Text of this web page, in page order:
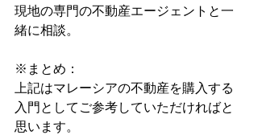
現地の専門の不動産エージェントと一
緒に相談。
※まとめ：
上記はマレーシアの不動産を購入する
入門としてご参考していただければと
思います。